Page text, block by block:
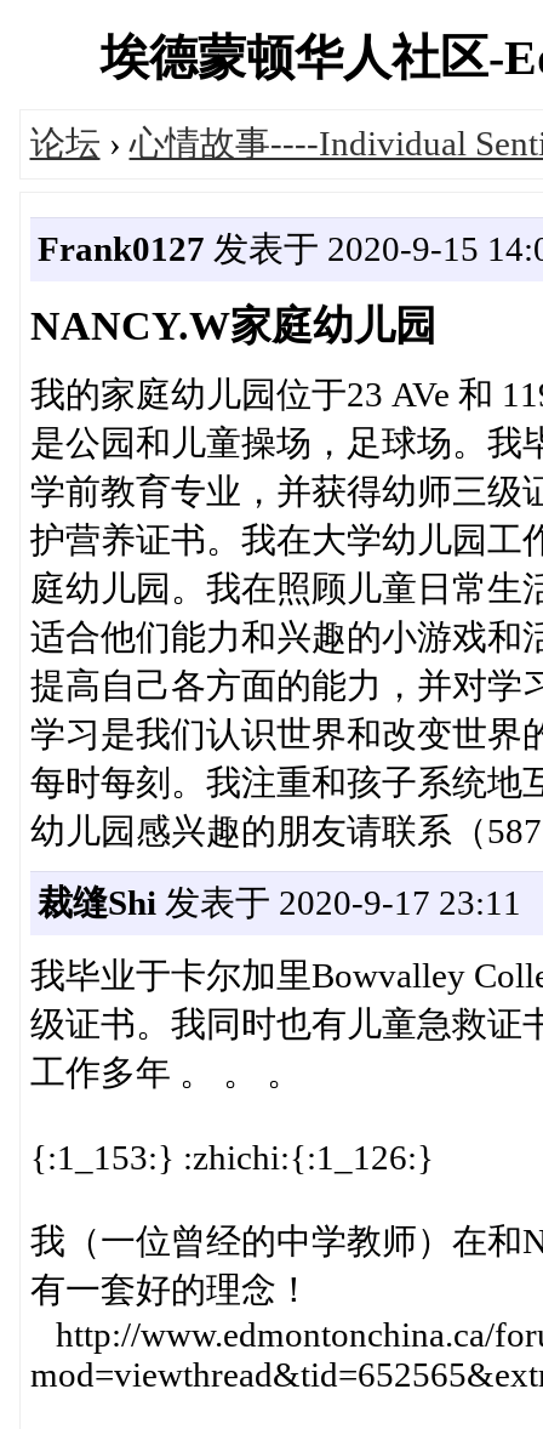
埃德蒙顿华人社区-
论坛 ›心情故事----Individual
Frank0127 发表于 2020-9-15
NANCY.W家庭幼儿园
我的家庭幼儿园位于23 AVe 和
是公园和儿童操场，足球场。我
学前教育专业，并获得幼师三级
护营养证书。我在大学幼儿园工
庭幼儿园。我在照顾儿童日常生
适合他们能力和兴趣的小游戏和
提高自己各方面的能力，并对学
学习是我们认识世界和改变世界
每时每刻。我注重和孩子系统地
幼儿园感兴趣的朋友请联系（
裁缝Shi 发表于 2020-9-17 23:11
我毕业于卡尔加里Bowvalley
级证书。我同时也有儿童急救证
工作多年 。 。 。
{:1_153:} :zhichi:{:1_126:}
我（一位曾经的中学教师）在和
有一套好的理念！
http://www.edmontonchina.ca/